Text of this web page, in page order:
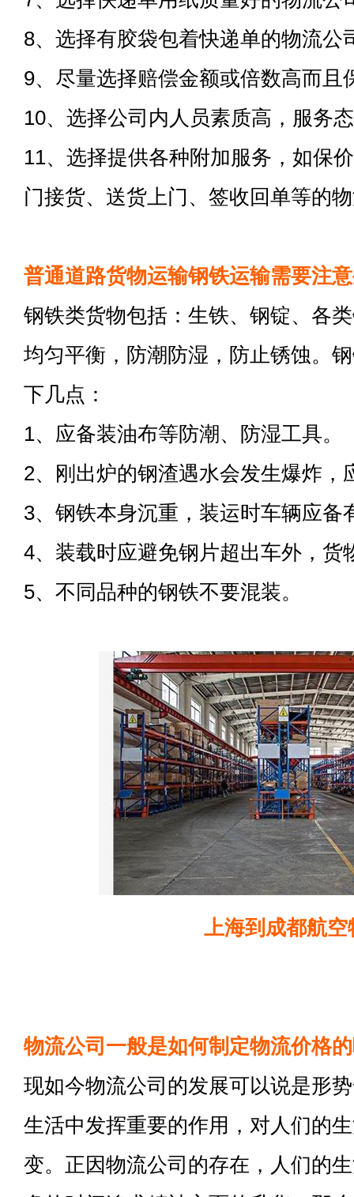
8、选择有胶袋包着快递单的物流公
9、尽量选择赔偿金额或倍数高而且
10、选择公司内人员素质高，服务
11、选择提供各种附加服务，如保
门接货、送货上门、签收回单等的
普通道路货物运输钢铁运输需要注
钢铁类货物包括：生铁、钢锭、各
均匀平衡，防潮防湿，防止锈蚀。
下几点：
1、应备装油布等防潮、防湿工具。
2、刚出炉的钢渣遇水会发生爆炸，
3、钢铁本身沉重，装运时车辆应备
4、装载时应避免钢片超出车外，货
5、不同品种的钢铁不要混装。
上海到成都航空
物流公司一般是如何制定物流价格
现如今物流公司的发展可以说是形
生活中发挥重要的作用，对人们的
变。正因物流公司的存在，人们的